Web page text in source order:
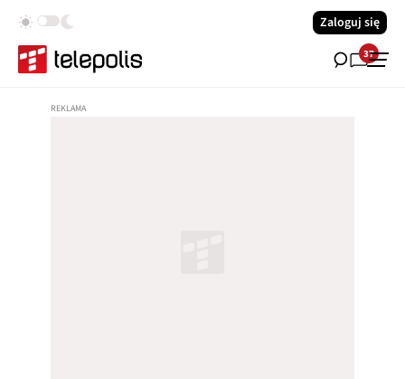
Zaloguj się
37